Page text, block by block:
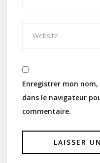
Enregistrer mon
dans le navigateur
commentaire.